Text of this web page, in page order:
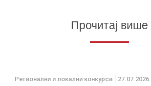
Прочитај више
Регионални и локални конкурси 27.07.2026.